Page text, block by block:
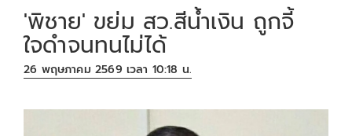
'พิชาย' ขย่ม สว.สีน้ำเงิน ถูกจี้
ใจดำจนทนไม่ได้
26 พฤษภาคม 2569 เวลา 10:18 น.